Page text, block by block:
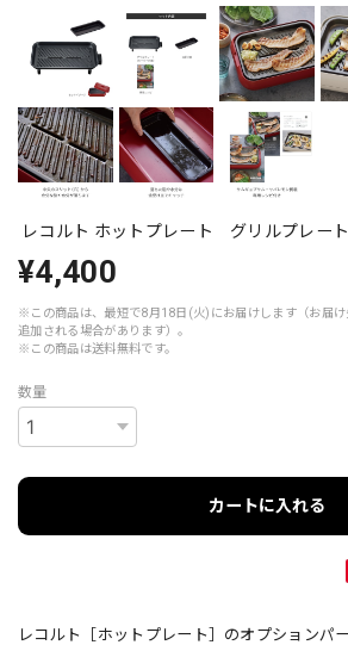
レコルト ホットプレート グリルプレー
¥4,400
※この商品は、最短で8月18日(火)にお届けします（お届け
追加される場合があります）。
※この商品は送料無料です。
数量
カートに入れる
レコルト［ホットプレート］のオプションパー